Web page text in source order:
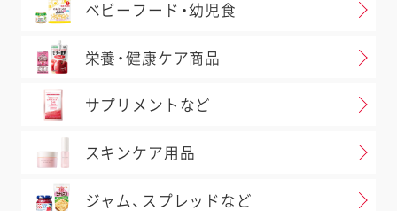
取り扱い店舗検索について
事前にご了承いただいた店舗のみ掲載
しております。また、閉店や移転など、
店舗の情報が最新ではないことがあり
ベビーフード・幼児食
栄養・健康ケア商品
サプリメントなど
スキンケア用品
ジャム、スプレッドなど